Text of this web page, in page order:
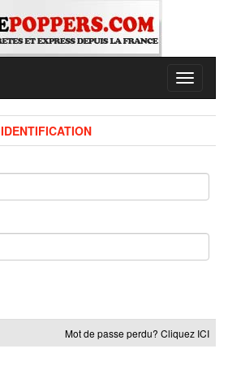
IDENTIFICATION
Mot de passe perdu? Cliquez ICI